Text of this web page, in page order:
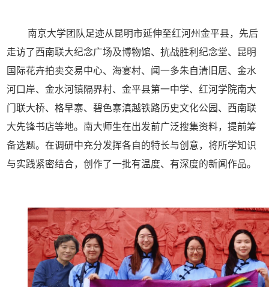
南京大学团队足迹从昆明市延伸至红河州金平县，先后
走访了西南联大纪念广场及博物馆、抗战胜利纪念堂、昆明
国际花卉拍卖交易中心、海宴村、闻一多朱自清旧居、金水
河口岸、金水河镇隔界村、金平县第一中学、红河学院南大
门联大桥、格早寨、碧色寨滇越铁路历史文化公园、西南联
大先锋书店等地。南大师生在出发前广泛搜集资料，提前筹
备选题。在调研中充分发挥各自的特长与创意，将所学知识
与实践紧密结合，创作了一批有温度、有深度的新闻作品。